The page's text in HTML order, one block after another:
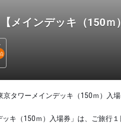
メインデッキ（150
京タワーメインデッキ（150ｍ）入
キ（150ｍ）入場券」は、ご旅行